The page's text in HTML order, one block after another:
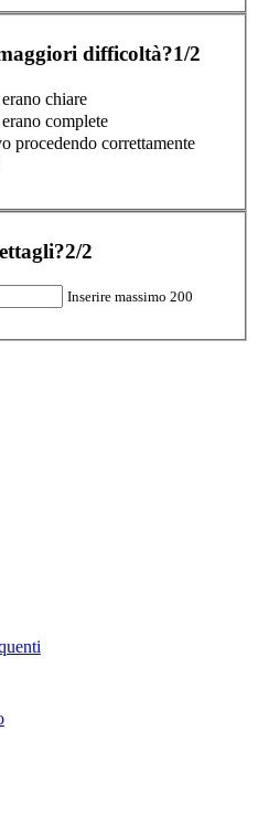
difficoltà?1/2
chiare
complete
procedendo correttamente
2/2
Inserire massimo 200